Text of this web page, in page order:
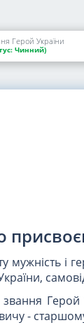
Герой України
Чинний)
мужність і
України,
звання
-